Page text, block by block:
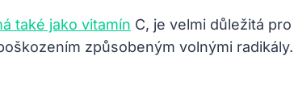
také jako vitamín C, je velmi důležitá
způsobeným volnými